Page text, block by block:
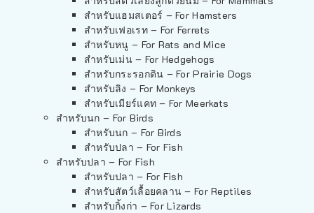
สำหรับแฮมสเตอร์ – For Hamsters
สำหรับเฟอเรท – For Ferrets
สำหรับหนู – For Rats and Mice
สำหรับเม่น – For Hedgehogs
สำหรับกระรอกดิน – For Prairie Dogs
สำหรับลิง – For Monkeys
สำหรับเมียร์แคท – For Meerkats
สำหรับนก – For Birds
สำหรับนก – For Birds
สำหรับปลา – For Fish
สำหรับปลา – For Fish
สำหรับปลา – For Fish
สำหรับสัตว์เลื้อยคลาน – For Reptiles
สำหรับกิ้งก่า – For Lizards